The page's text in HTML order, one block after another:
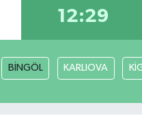
12:29
BİNGÖL KARLIOVA